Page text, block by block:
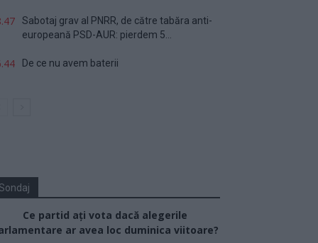
Sabotaj grav al PNRR, de către tabăra anti-
europeană PSD-AUR: pierdem 5...
De ce nu avem baterii
Ce partid ați vota dacă alegerile
ar avea loc duminica viitoare?